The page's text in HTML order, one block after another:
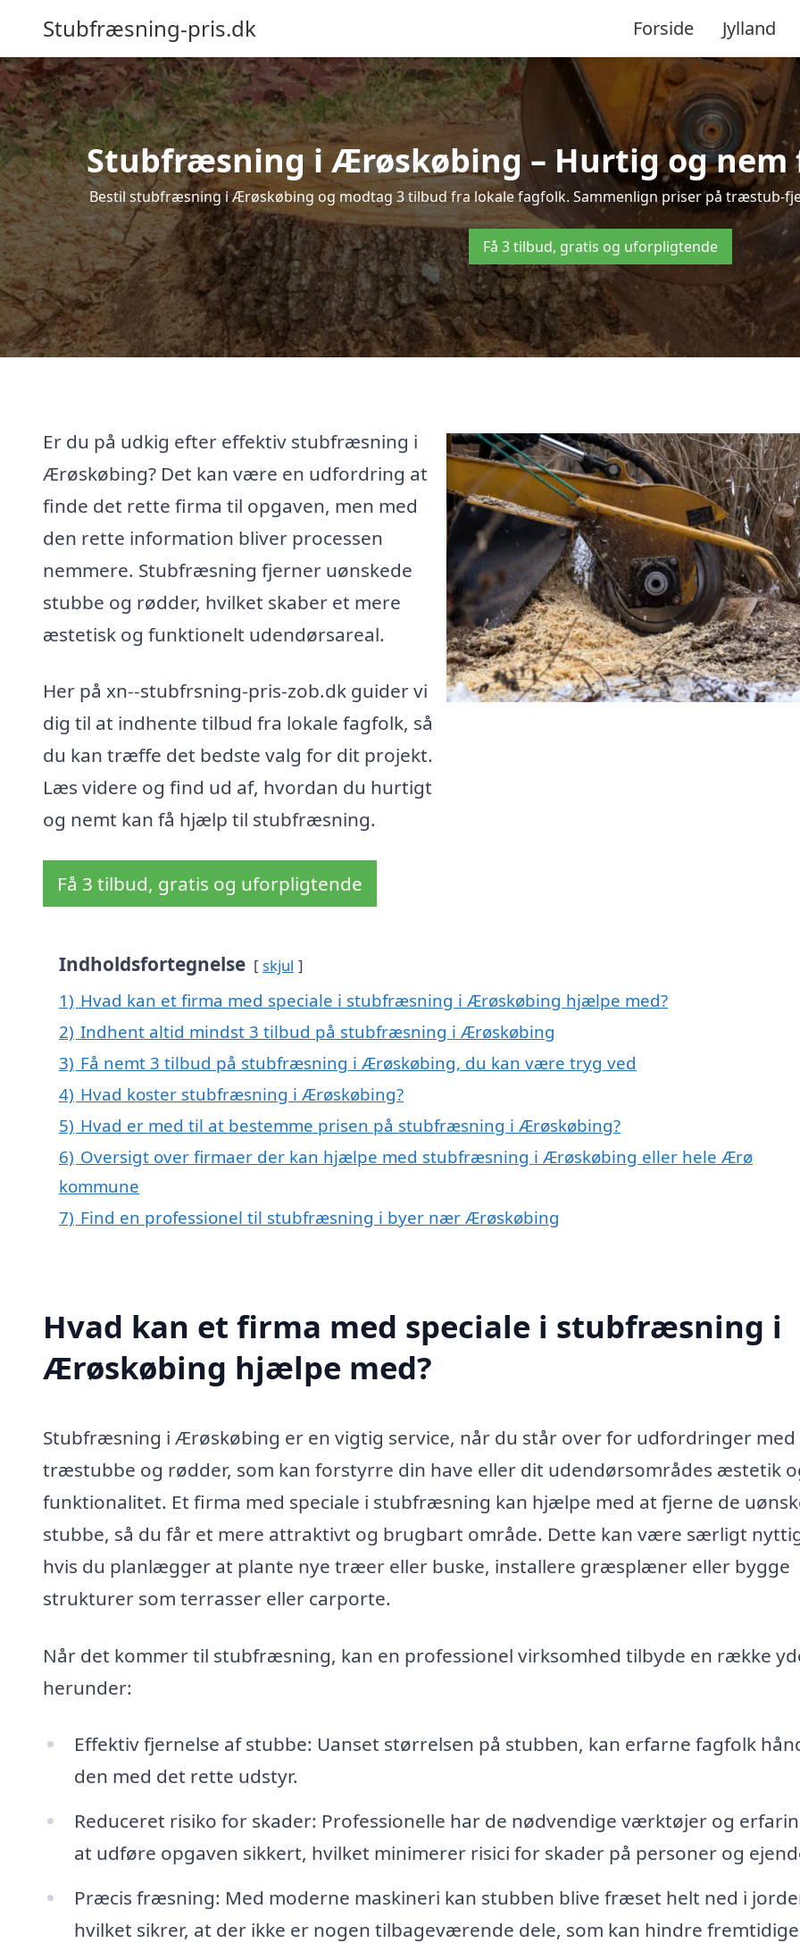
Stubfræsning-pris.dk Forside Jylland
Stubfræsning i Ærøskøbing – Hurtig og
Bestil stubfræsning i Ærøskøbing og modtag 3 tilbud fra lokale fagfolk. Sammenlign priser på træstub-
Få 3 tilbud, gratis og uforpligtende
Er du på udkig efter effektiv stubfræsning i
Ærøskøbing? Det kan være en udfordring at
finde det rette firma til opgaven, men med
den rette information bliver processen
nemmere. Stubfræsning fjerner uønskede
stubbe og rødder, hvilket skaber et mere
æstetisk og funktionelt udendørsareal.
Her på xn--stubfrsning-pris-zob.dk guider vi
dig til at indhente tilbud fra lokale fagfolk, så
du kan træffe det bedste valg for dit projekt.
Læs videre og find ud af, hvordan du hurtigt
og nemt kan få hjælp til stubfræsning.
Få 3 tilbud, gratis og uforpligtende
Indholdsfortegnelse skjul
1) Hvad kan et firma med speciale i stubfræsning i Ærøskøbing hjælpe med?
2) Indhent altid mindst 3 tilbud på stubfræsning i Ærøskøbing
3) Få nemt 3 tilbud på stubfræsning i Ærøskøbing, du kan være tryg ved
4) Hvad koster stubfræsning i Ærøskøbing?
5) Hvad er med til at bestemme prisen på stubfræsning i Ærøskøbing?
6) Oversigt over firmaer der kan hjælpe med stubfræsning i Ærøskøbing eller hele Ærø
kommune
7) Find en professionel til stubfræsning i byer nær Ærøskøbing
Hvad kan et firma med speciale i stubfræsning i
Ærøskøbing hjælpe med?
Stubfræsning i Ærøskøbing er en vigtig service, når du står over for udfordringer med
træstubbe og rødder, som kan forstyrre din have eller dit udendørsområdes æstetik
funktionalitet. Et firma med speciale i stubfræsning kan hjælpe med at fjerne de
stubbe, så du får et mere attraktivt og brugbart område. Dette kan være særligt
hvis du planlægger at plante nye træer eller buske, installere græsplæner eller bygge
strukturer som terrasser eller carporte.
Når det kommer til stubfræsning, kan en professionel virksomhed tilbyde en række
herunder:
Effektiv fjernelse af stubbe: Uanset størrelsen på stubben, kan erfarne fagfolk
den med det rette udstyr.
Reduceret risiko for skader: Professionelle har de nødvendige værktøjer og
at udføre opgaven sikkert, hvilket minimerer risici for skader på personer og
Præcis fræsning: Med moderne maskineri kan stubben blive fræset helt ned i
hvilket sikrer, at der ikke er nogen tilbageværende dele, som kan hindre fremtidige